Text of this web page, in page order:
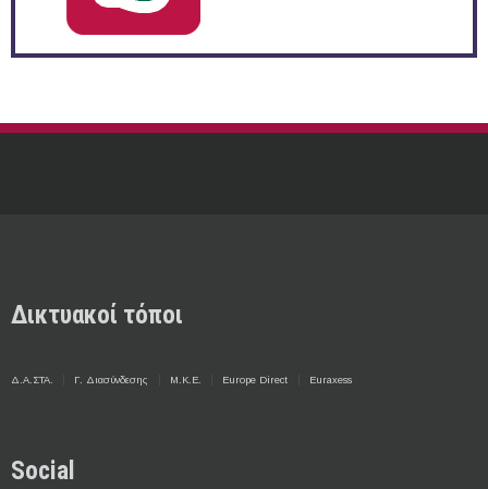
Δικτυακοί τόποι
Δ.Α.ΣΤΑ. Γ. Διασύνδεσης Μ.Κ.Ε. Europe Direct Euraxess
Social